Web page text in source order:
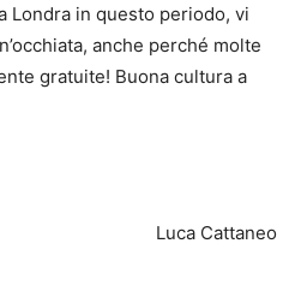
Londra in questo periodo, vi
anche perché molte
gratuite! Buona cultura a
Luca Cattaneo